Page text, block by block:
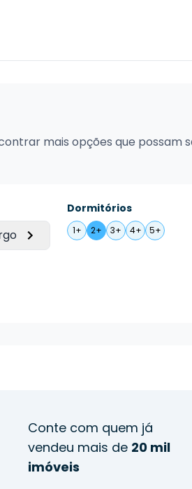
mais opções que possam
Dormitórios
1+ 2+ 3+ 4+ 5+
Conte com quem já
vendeu mais de 20 mil
imóveis